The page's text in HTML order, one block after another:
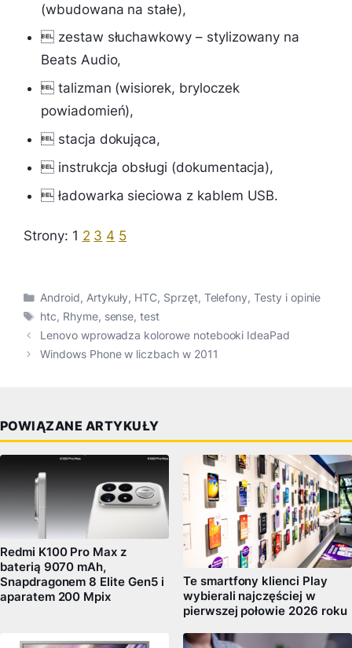
(wbudowana na stałe),
 zestaw słuchawkowy – stylizowany na
Beats Audio,
 talizman (wisiorek, bryloczek
powiadomień),
 stacja dokująca,
 instrukcja obsługi (dokumentacja),
 ładowarka sieciowa z kablem USB.
Strony: 1 2 3 4 5
Kategorie
Android, Artykuły, HTC, Sprzęt, Telefony,Testy i opinie
Tagi
htc, Rhyme, sense,test
Lenovo wprowadza kolorowe notebooki IdeaPad
Windows Phone w liczbach w 2011
POWIĄZANE ARTYKUŁY
Redmi K100 Pro Max z
baterią 9070 mAh,
Snapdragonem 8 Elite Gen5 i
aparatem 200 Mpix
Te smartfony klienci Play
wybierali najczęściej w
pierwszej połowie 2026 roku